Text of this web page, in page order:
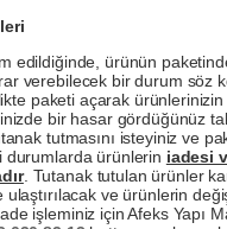
edildiğinde, ürünün
verebilecek bir durum söz
paketi açarak
bir hasar gördüğünüz
tutmasını isteyiniz ve
durumlarda ürünlerin iadesi
. Tutanak tutulan ürünler
ve ürünlerin
işleminiz için Afeks Yapı